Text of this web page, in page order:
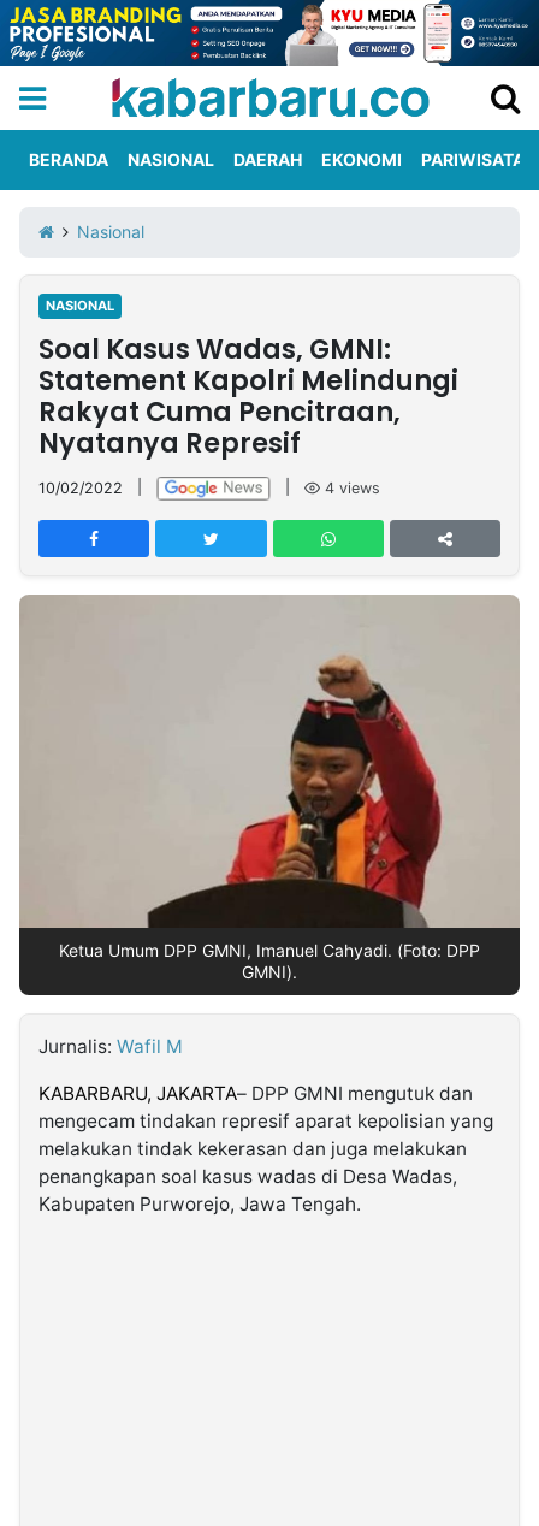
Iklan
Berita
Kami
Nasional
International
Olahraga
Entertainment
Daerah
Pariwisata
Kuliner
Kolom
Network
PT
TREETAN
MULTIMEDIA
INDONESIA
Kabarbaru.co
2026
BERANDA NASIONAL DAERAH EKONOMI PARIWISATA
Nasional
NASIONAL
Soal Kasus Wadas, GMNI:
Statement Kapolri Melindungi
Rakyat Cuma Pencitraan,
Nyatanya Represif
10/02/2022 4 views
Ketua Umum DPP GMNI, Imanuel Cahyadi. (Foto: DPP
GMNI).
Jurnalis: Wafil M
KABARBARU, JAKARTA– DPP GMNI mengutuk dan
mengecam tindakan represif aparat kepolisian yang
melakukan tindak kekerasan dan juga melakukan
penangkapan soal kasus wadas di Desa Wadas,
Kabupaten Purworejo, Jawa Tengah.